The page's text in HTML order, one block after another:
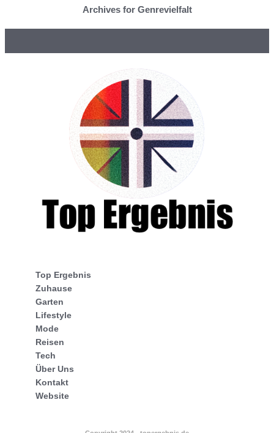
Archives for Genrevielfalt
Top Ergebnis
Zuhause
Garten
Lifestyle
Mode
Reisen
Tech
Über Uns
Kontakt
Website